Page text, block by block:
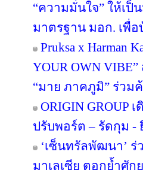
“ความมั่นใจ” ให้เ
มาตรฐาน มอก. เพื่
Pruksa x Harman
YOUR OWN
“มาย ภาคภูมิ” ร่วม
ORIGIN GROUP
ปรับพอร์ต – รัดกุม -
‘เซ็นทรัลพัฒนา’ ร่
มาเลเซีย ตอกย้ำศั